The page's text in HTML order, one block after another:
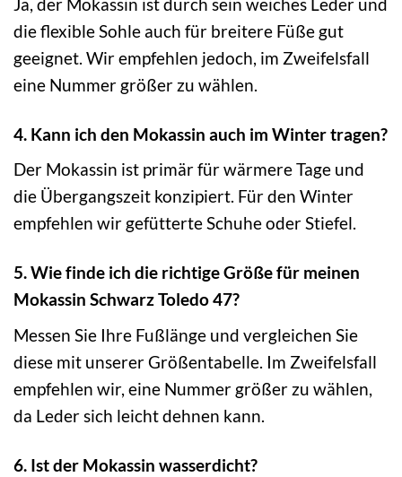
die flexible Sohle auch für breitere Füße gut
geeignet. Wir empfehlen jedoch, im Zweifelsfall
eine Nummer größer zu wählen.
4. Kann ich den Mokassin auch im Winter tragen?
Der Mokassin ist primär für wärmere Tage und
die Übergangszeit konzipiert. Für den Winter
empfehlen wir gefütterte Schuhe oder Stiefel.
5. Wie finde ich die richtige Größe für meinen
Mokassin Schwarz Toledo 47?
Messen Sie Ihre Fußlänge und vergleichen Sie
diese mit unserer Größentabelle. Im Zweifelsfall
empfehlen wir, eine Nummer größer zu wählen,
da Leder sich leicht dehnen kann.
6. Ist der Mokassin wasserdicht?